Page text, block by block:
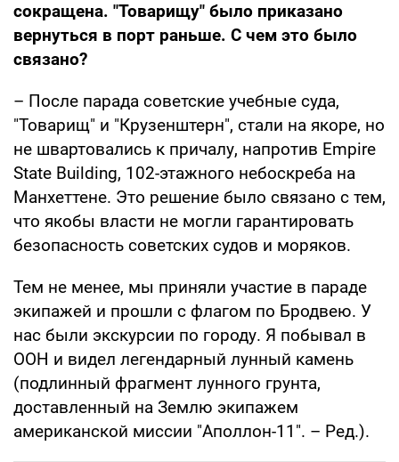
сокращена. "Товарищу" было приказано
вернуться в порт раньше. С чем это было
связано?
– После парада советские учебные суда,
"Товарищ" и "Крузенштерн", стали на якоре, но
не швартовались к причалу, напротив Empire
State Building, 102-этажного небоскреба на
Манхеттене. Это решение было связано с тем,
что якобы власти не могли гарантировать
безопасность советских судов и моряков.
Тем не менее, мы приняли участие в параде
экипажей и прошли с флагом по Бродвею. У
нас были экскурсии по городу. Я побывал в
ООН и видел легендарный лунный камень
(подлинный фрагмент лунного грунта,
доставленный на Землю экипажем
американской миссии "Аполлон-11". – Ред.).